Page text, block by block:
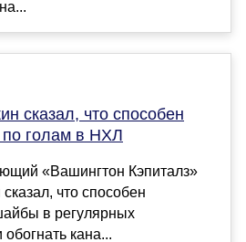
сказал, что способен
по голам в НХЛ
«Вашингтон Кэпиталз»
что способен
в регулярных
кана...